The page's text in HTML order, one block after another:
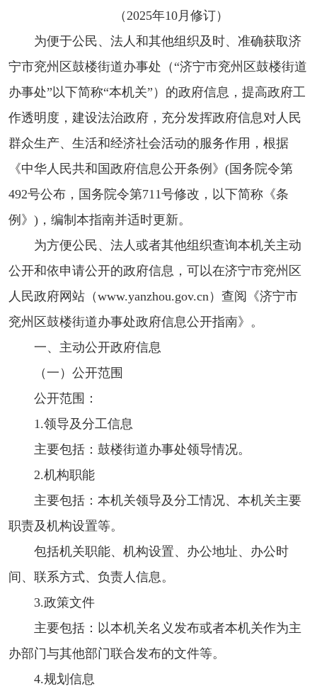
（ 2025年10月 修订）
为便于公民、法人和其他组织及时、准确获取济
宁市兖州区鼓楼街道办事处（“济宁市兖州区鼓楼街道
办事处”以下简称“本机关”）的政府信息，提高政府工
作透明度，建设法治政府，充分发挥政府信息对人民
群众生产、生活和经济社会活动的服务作用，根据
《中华人民共和国政府信息公开条例》(国务院令第
492号公布，国务院令第711号修改，以下简称《条
例》)，编制本指南并适时更新。
为方便公民、法人或者其他组织查询本机关主动
公开和依申请公开的政府信息，可以在济宁市兖州区
人民政府网站（www.yanzhou.gov.cn）查阅《济宁市
兖州区鼓楼街道办事处政府信息公开指南》。
一、主动公开政府信息
（一）公开范围
公开范围：
1.领导及分工信息
主要包括：鼓楼街道办事处领导情况。
2.机构职能
主要包括：本机关领导及分工情况、本机关主要
职责及机构设置等。
包括机关职能、机构设置、办公地址、办公时
间、联系方式、负责人信息。
3.政策文件
主要包括：以本机关名义发布或者本机关作为主
办部门与其他部门联合发布的文件等。
4.规划信息